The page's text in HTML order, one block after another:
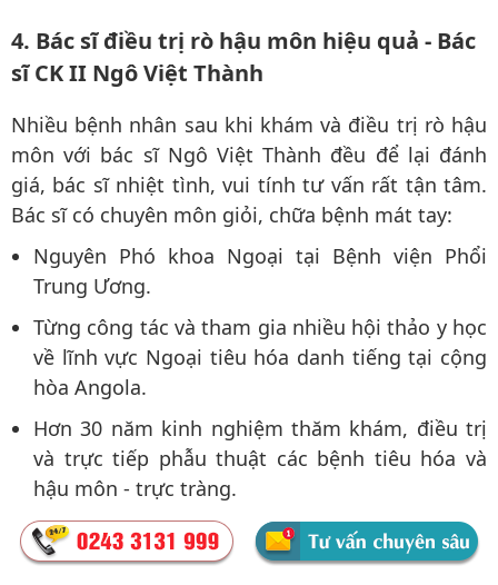
4. Bác sĩ điều trị rò hậu môn hiệu quả - Bác
sĩ CK II Ngô Việt Thành
Nhiều bệnh nhân sau khi khám và điều trị rò hậu
môn với bác sĩ Ngô Việt Thành đều để lại đánh
giá, bác sĩ nhiệt tình, vui tính tư vấn rất tận tâm.
Bác sĩ có chuyên môn giỏi, chữa bệnh mát tay:
Nguyên Phó khoa Ngoại tại Bệnh viện Phổi
Trung Ương.
Từng công tác và tham gia nhiều hội thảo y học
về lĩnh vực Ngoại tiêu hóa danh tiếng tại cộng
hòa Angola.
Hơn 30 năm kinh nghiệm thăm khám, điều trị
và trực tiếp phẫu thuật các bệnh tiêu hóa và
hậu môn - trực tràng.